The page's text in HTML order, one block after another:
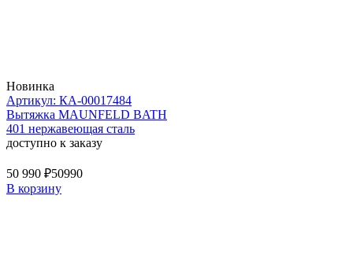
Новинка
Артикул: КА-00017484
Вытяжка MAUNFELD BATH
401 нержавеющая сталь
доступно к заказу
50 990 ₽50990
В корзину